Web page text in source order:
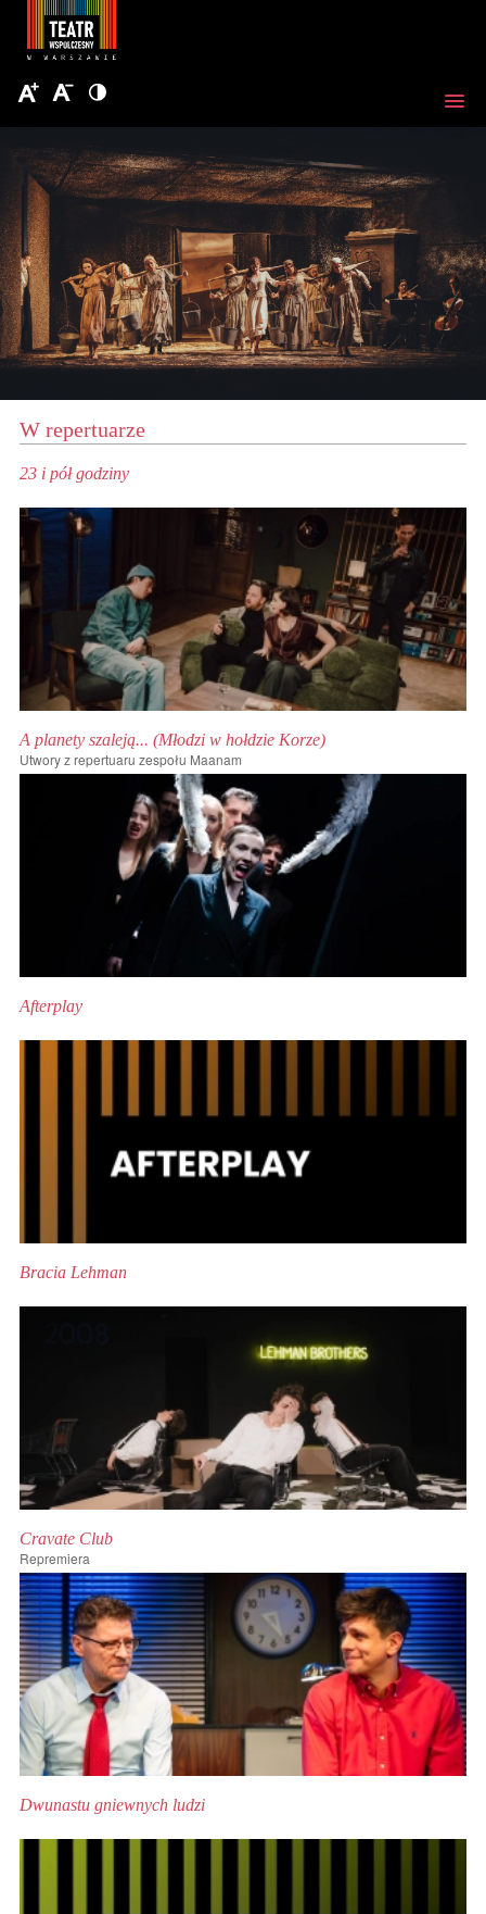
W repertuarze
23 i pół godziny
A planety szaleją... (Młodzi w hołdzie Korze)
Utwory z repertuaru zespołu Maanam
Afterplay
Bracia Lehman
Cravate Club
Repremiera
Dwunastu gniewnych ludzi